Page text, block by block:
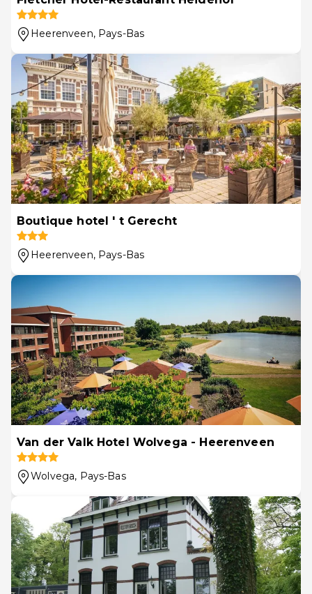
Heerenveen, Pays-Bas
Boutique hotel ' t Gerecht
Heerenveen, Pays-Bas
Van der Valk Hotel Wolvega - Heerenveen
Wolvega, Pays-Bas